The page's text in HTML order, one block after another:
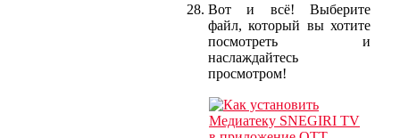
Вот и всё! Выберите
файл, который вы хотите
посмотреть и
наслаждайтесь
просмотром!